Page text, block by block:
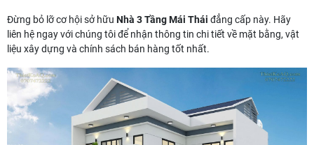
Đừng bỏ lỡ cơ hội sở hữu Nhà 3 Tầng Mái Thái đẳng cấp này. Hãy
liên hệ ngay với chúng tôi để nhận thông tin chi tiết về mặt bằng, vật
liệu xây dựng và chính sách bán hàng tốt nhất.